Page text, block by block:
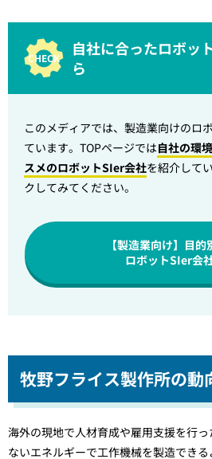
自社に合ったロボッ
ら
このメディアでは、製造業向けのロ
ています。TOPページでは自社の環
スメのロボットSIer会社を紹介して
クしてみてください。
【製造業向け】目
ロボットSIer会
牧野フライス製作所の動
海外の現地で人材育成や雇用支援を行
ないエネルギーで工作機械を製造でき